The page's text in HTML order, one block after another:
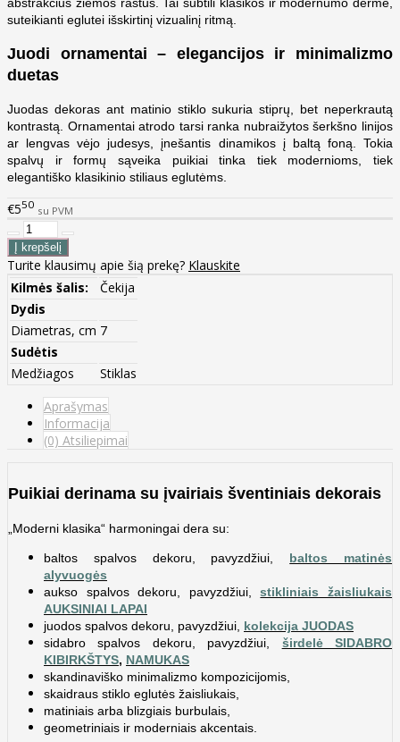
suteikianti eglutei išskirtinį vizualinį ritmą.
Juodi ornamentai – elegancijos ir minimalizmo
duetas
Juodas dekoras ant matinio stiklo sukuria stiprų, bet neperkrautą
kontrastą. Ornamentai atrodo tarsi ranka nubraižytos šerkšno linijos
ar lengvas vėjo judesys, įnešantis dinamikos į baltą foną. Tokia
spalvų ir formų sąveika puikiai tinka tiek modernioms, tiek
elegantiško klasikinio stiliaus eglutėms.
€550 su PVM
Turite klausimų apie šią prekę? Klauskite
Kilmės šalis:
Čekija
Dydis
Diametras, cm 7
Sudėtis
Medžiagos
Stiklas
Aprašymas
Informacija
(0) Atsiliepimai
Puikiai derinama su įvairiais šventiniais dekorais
„Moderni klasika“ harmoningai dera su:
baltos spalvos dekoru, pavyzdžiui, baltos matinės
alyvuogės
aukso spalvos dekoru, pavyzdžiui,stikliniais žaisliukais
AUKSINIAI LAPAI
juodos spalvos dekoru, pavyzdžiui, kolekcija JUODAS
sidabro spalvos dekoru, pavyzdžiui, širdelė SIDABRO
KIBIRKŠTYS, NAMUKAS
skandinaviško minimalizmo kompozicijomis,
skaidraus stiklo eglutės žaisliukais,
matiniais arba blizgiais burbulais,
geometriniais ir moderniais akcentais.